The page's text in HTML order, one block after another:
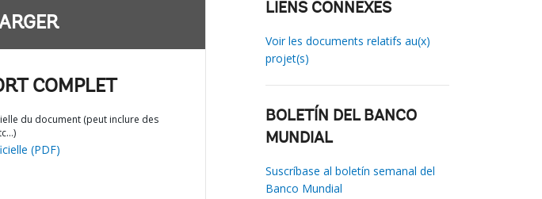
COMPLET
du document (peut inclure des
(PDF)
LIENS CONNEXES
Voir les documents relatifs au(x)
projet(s)
BOLETÍN DEL BANCO
MUNDIAL
Suscríbase al boletín semanal del
Banco Mundial